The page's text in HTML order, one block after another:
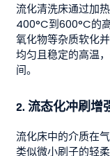
流化清洗床通过加
400°C到600°C的
氧化物等杂质软化
均匀且稳定的高温
间。
2. 流态化冲刷增
流化床中的介质在
类似微小刷子的轻